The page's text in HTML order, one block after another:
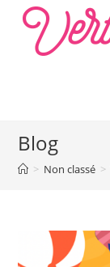
content
Blog
> Non classé >